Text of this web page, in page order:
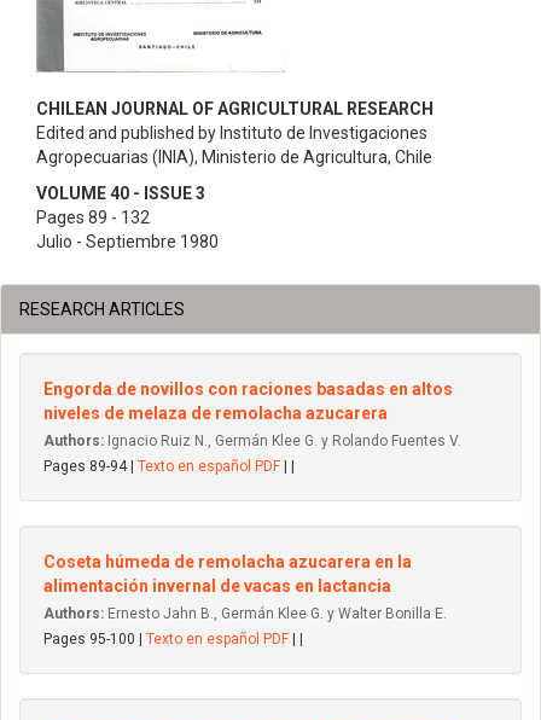
CHILEAN JOURNAL OF AGRICULTURAL RESEARCH
Edited and published by Instituto de Investigaciones
Agropecuarias (INIA), Ministerio de Agricultura, Chile
VOLUME 40 - ISSUE 3
Pages 89 - 132
Julio - Septiembre 1980
RESEARCH ARTICLES
Engorda de novillos con raciones basadas en altos
niveles de melaza de remolacha azucarera
Authors: Ignacio Ruiz N., Germán Klee G. y Rolando Fuentes V.
Pages 89-94 | Texto en español PDF
Coseta húmeda de remolacha azucarera en la
alimentación invernal de vacas en lactancia
Authors: Ernesto Jahn B., Germán Klee G. y Walter Bonilla E.
Pages 95-100 | Texto en español PDF